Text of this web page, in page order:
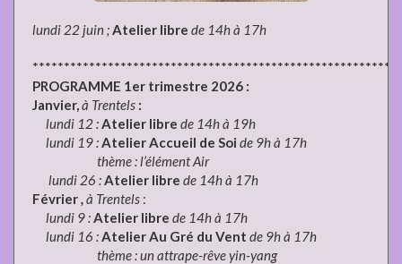
lundi 22 juin ; Atelier libre de 14h à 17h
PROGRAMME 1er trimestre 2026 :
Janvier, à Trentels :
lundi 12 : Atelier libre de 14h à 19h
lundi 19 : Atelier Accueil de Soi de 9h à 17h
thème : l’élément Air
lundi 26 : Atelier libre de 14h à 17h
Février à Trentels :
lundi 9 : Atelier libre de 14h à 17h
lundi 16 : Atelier Au Gré du Vent de 9h à 17h
thème : un attrape-rêve yin-yang